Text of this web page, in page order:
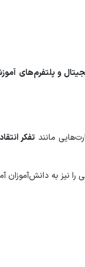
و پلتفرم‌های
مانند تفکر
نیز به دانش‌آموزان